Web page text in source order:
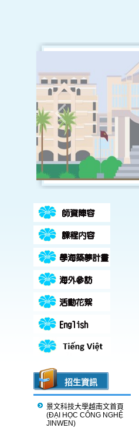
招生資訊
景文科技大學越南文首頁
(ĐẠI HỌC CÔNG NGHỆ
JINWEN)